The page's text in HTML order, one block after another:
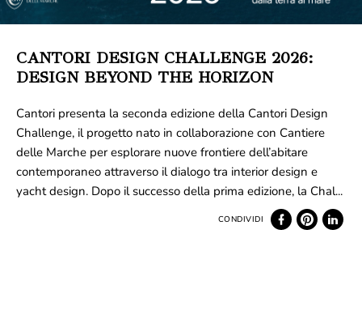
CANTORI DESIGN CHALLENGE 2026:
DESIGN BEYOND THE HORIZON
Cantori presenta la seconda edizione della Cantori Design
Challenge, il progetto nato in collaborazione con Cantiere
delle Marche per esplorare nuove frontiere dell’abitare
contemporaneo attraverso il dialogo tra interior design e
yacht design. Dopo il successo della prima edizione, la Chal...